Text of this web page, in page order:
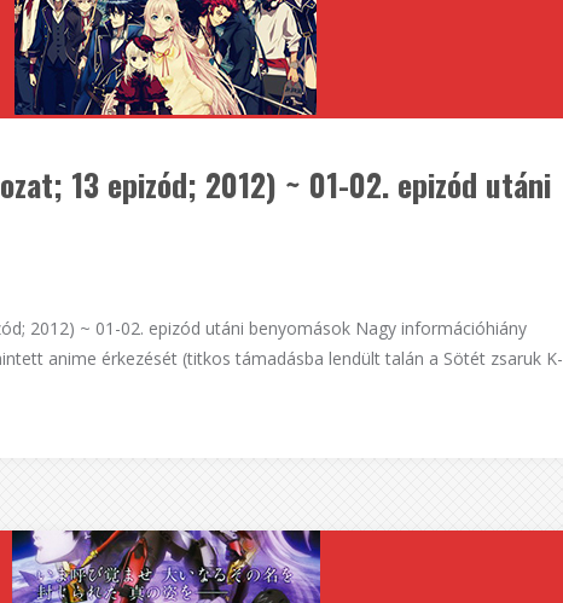
13 epizód; 2012) ~ 01-02. epizód utáni
2012) ~ 01-02. epizód utáni benyomások Nagy információhiány
anime érkezését (titkos támadásba lendült talán a Sötét zsaruk K-